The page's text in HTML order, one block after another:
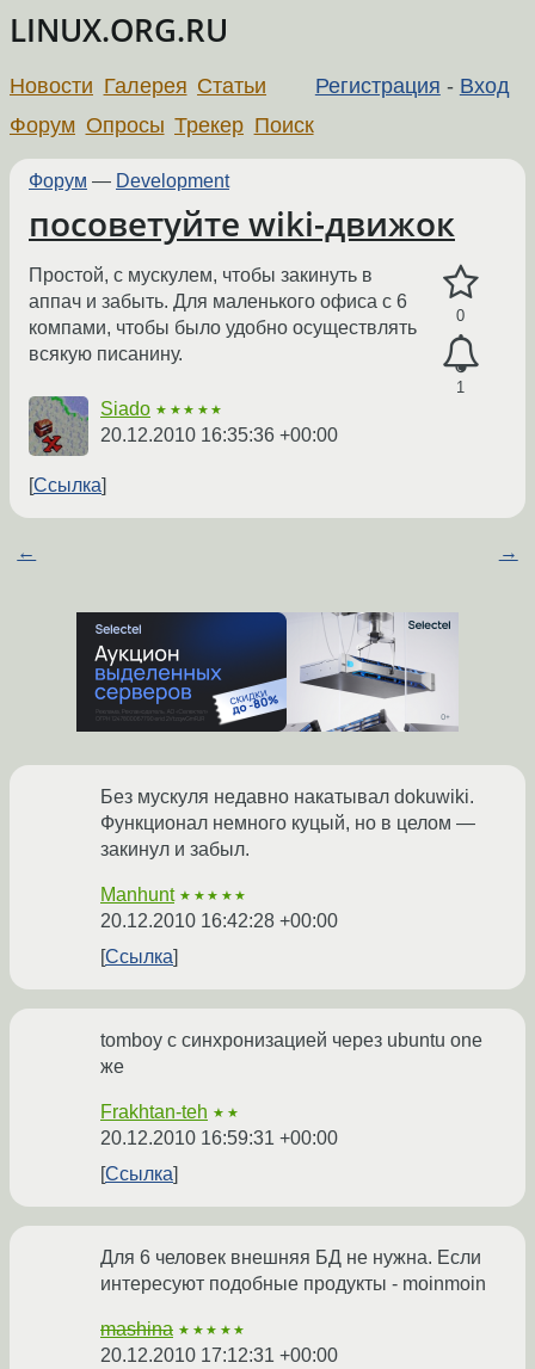
LINUX.ORG.RU
Регистрация - Вход
Новости Галерея Статьи
Форум Опросы Трекер Поиск
Форум — Development
посоветуйте wiki-движок
0
1
Простой, с мускулем, чтобы закинуть в
аппач и забыть. Для маленького офиса с 6
компами, чтобы было удобно осуществлять
всякую писанину.
Siado ★★★★★
20.12.2010 16:35:36 +00:00
Ссылка
← →
Без мускуля недавно накатывал dokuwiki.
Функционал немного куцый, но в целом —
закинул и забыл.
Manhunt ★★★★★
20.12.2010 16:42:28 +00:00
Ссылка
tomboy с синхронизацией через ubuntu one
же
Frakhtan-teh ★★
20.12.2010 16:59:31 +00:00
Ссылка
Для 6 человек внешняя БД не нужна. Если
интересуют подобные продукты - moinmoin
mashina ★★★★★
20.12.2010 17:12:31 +00:00